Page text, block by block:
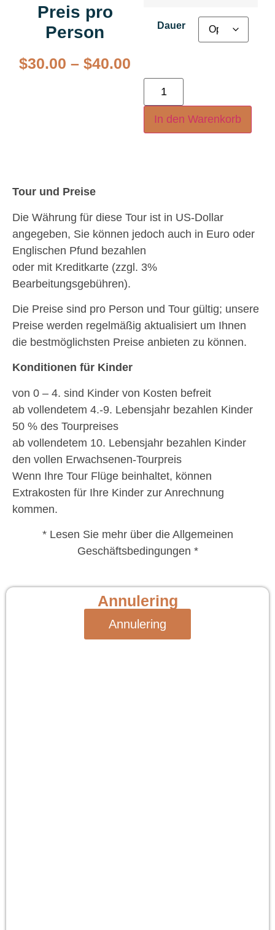
Preis pro
Person
$30.00 – $40.00
Dauer
In den Warenkorb
Tour und Preise
Die Währung für diese Tour ist in US-Dollar
angegeben, Sie können jedoch auch in Euro oder
Englischen Pfund bezahlen
oder mit Kreditkarte (zzgl. 3%
Bearbeitungsgebühren).
Die Preise sind pro Person und Tour gültig; unsere
Preise werden regelmäßig aktualisiert um Ihnen
die bestmöglichsten Preise anbieten zu können.
Konditionen für Kinder
von 0 – 4. sind Kinder von Kosten befreit
ab vollendetem 4.-9. Lebensjahr bezahlen Kinder
50 % des Tourpreises
ab vollendetem 10. Lebensjahr bezahlen Kinder
den vollen Erwachsenen-Tourpreis
Wenn Ihre Tour Flüge beinhaltet, können
Extrakosten für Ihre Kinder zur Anrechnung
kommen.
* Lesen Sie mehr über die Allgemeinen
Geschäftsbedingungen *
Annulering
Annulering